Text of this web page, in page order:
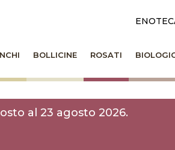
BOLLICINE ROSATI
al 23 agosto 2026.